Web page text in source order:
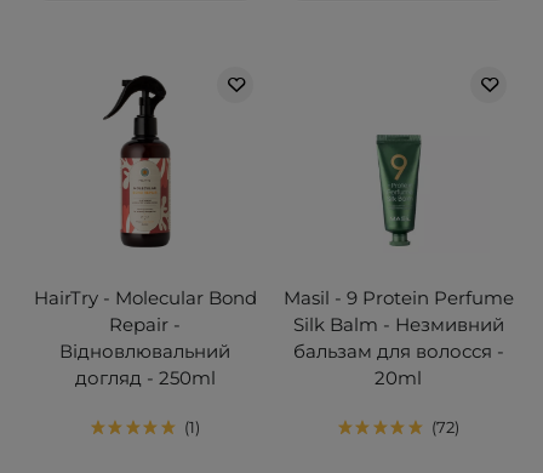
HairTry - Molecular Bond
Repair -
Відновлювальний
догляд - 250ml
1
Masil - 9 Protein Perfume
Silk Balm - Незмивний
бальзам для волосся -
20ml
72